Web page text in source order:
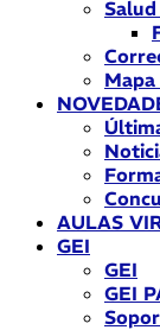
AULAS
GEI
GEI
GEI